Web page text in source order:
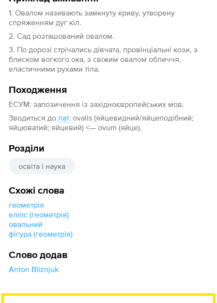
1. Овалом називають замкнуту криву, утворену
спряженням дуг кіл.
2. Сад розташований овалом.
3. По дорозі стрічались дівчата, провінціальні кози, з
блиском вогкого ока, з свіжим овалом обличчя,
еластичними рухами тіла.
Походження
ЕСУМ: запозичення із західноєвропейських мов.
Зводиться до лат. ovalis (яйцевидний/яйцеподібний;
яйцюватий; яйцевий) <— ovum (яйце).
Розділи
освіта і наука
Схожі слова
геометрія
еліпс (геометрія)
овальний
фігура (геометрія)
Слово додав
Anton Bliznjuk